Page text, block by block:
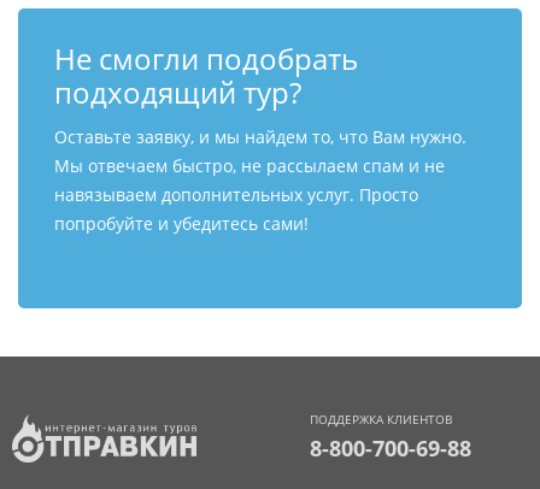
Не смогли подобрать
подходящий тур?
Оставьте заявку, и мы найдем то, что Вам нужно.
Мы отвечаем быстро, не рассылаем спам и не
навязываем дополнительных услуг. Просто
попробуйте и убедитесь сами!
ПОДДЕРЖКА КЛИЕНТОВ
8-800-700-69-88